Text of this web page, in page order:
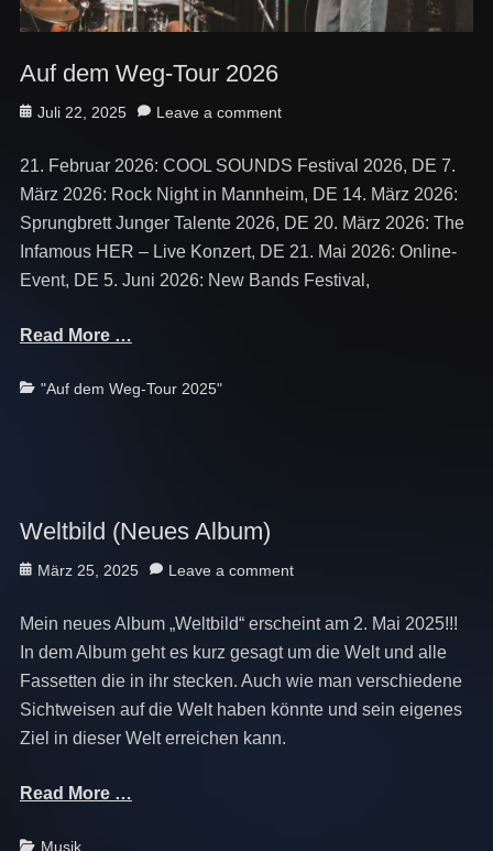
Auf dem Weg-Tour 2026
Posted
Juli 22, 2025 Leave a comment
21. Februar 2026: COOL SOUNDS Festival 2026, DE 7.
März 2026: Rock Night in Mannheim, DE 14. März 2026:
Sprungbrett Junger Talente 2026, DE 20. März 2026: The
Infamous HER – Live Konzert, DE 21. Mai 2026: Online-
Event, DE 5. Juni 2026: New Bands Festival,
Read More …
Categories
"Auf dem Weg-Tour 2025"
Weltbild (Neues Album)
Posted
März 25, 2025 Leave a comment
Mein neues Album „Weltbild“ erscheint am 2. Mai 2025!!!
In dem Album geht es kurz gesagt um die Welt und alle
Fassetten die in ihr stecken. Auch wie man verschiedene
Sichtweisen auf die Welt haben könnte und sein eigenes
Ziel in dieser Welt erreichen kann.
Read More …
Categories
Musik